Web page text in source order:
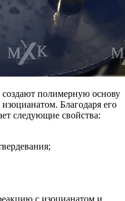
полимерную основу
Благодаря его
следующие свойства:
с изоцианатом и